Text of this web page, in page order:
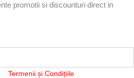
promotii si discounturi direct in
Termenii și Condițiile